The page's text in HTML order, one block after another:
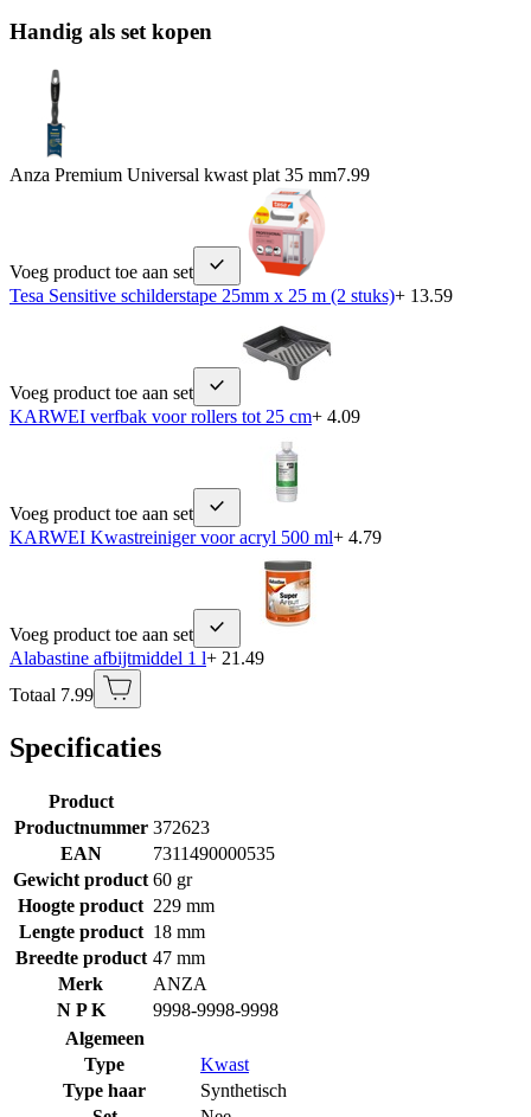
Handig als set kopen
Anza Premium Universal kwast plat 35 mm7.99
Voeg product toe aan set
Tesa Sensitive schilderstape 25mm x 25 m (2 stuks)+ 13.59
Voeg product toe aan set
KARWEI verfbak voor rollers tot 25 cm+ 4.09
Voeg product toe aan set
KARWEI Kwastreiniger voor acryl 500 ml+ 4.79
Voeg product toe aan set
Alabastine afbijtmiddel 1 l+ 21.49
Totaal 7.99
Specificaties
Product
Productnummer 372623
EAN
7311490000535
Gewicht product 60 gr
Hoogte product 229 mm
Lengte product 18 mm
Breedte product 47 mm
Merk
ANZA
N P K
9998-9998-9998
Algemeen
Type
Kwast
Type haar
Synthetisch